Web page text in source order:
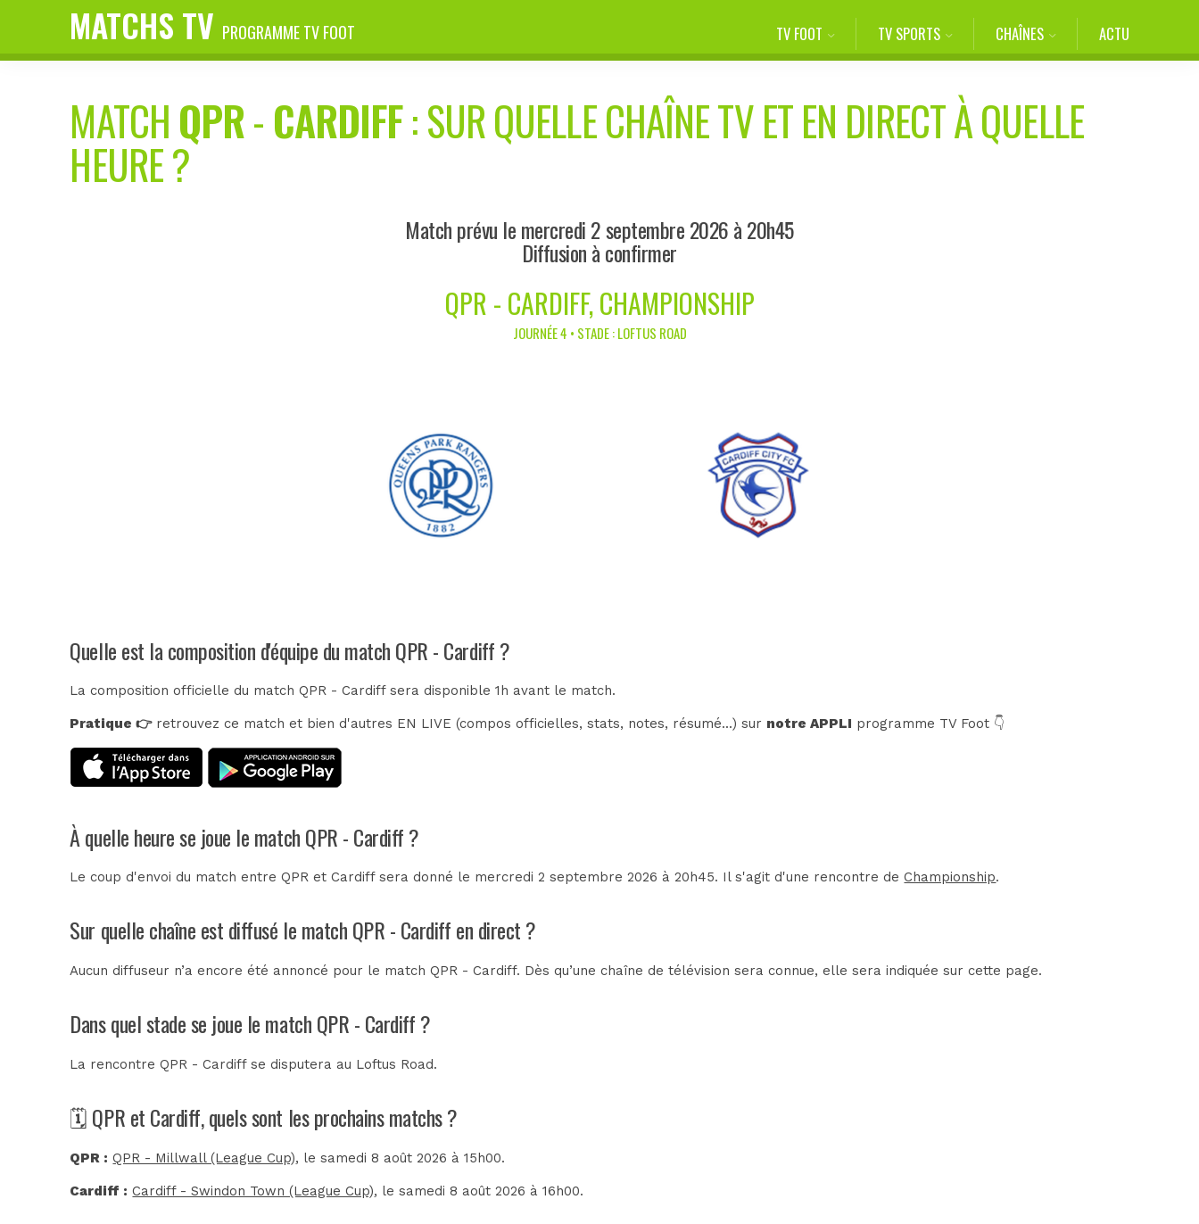
MATCHS TV PROGRAMME TV FOOT TV FOOT TV SPORTS CHAÎNES ACTU
MATCHQPR-CARDIFF: SUR QUELLE CHAÎNE TV ET EN DIRECT À QUELLE
HEURE ?
Match prévu le mercredi 2 septembre 2026 à 20h45
Diffusion à confirmer
QPR - CARDIFF, CHAMPIONSHIP
JOURNÉE 4 • STADE : LOFTUS ROAD
Quelle est la composition d'équipe du match QPR - Cardiff ?
La composition officielle du match QPR - Cardiff sera disponible 1h avant le match.
Pratique 👉retrouvez ce match et bien d'autres EN LIVE (compos officielles, stats, notes, résumé...) sur notre APPLI programme TV Foot 👇
À quelle heure se joue le match QPR - Cardiff ?
Le coup d'envoi du match entre QPR et Cardiff sera donné le mercredi 2 septembre 2026 à 20h45. Il s'agit d'une rencontre deChampionship.
Sur quelle chaîne est diffusé le match QPR - Cardiff en direct ?
Aucun diffuseur n’a encore été annoncé pour le match QPR - Cardiff. Dès qu’une chaîne de télévision sera connue, elle sera indiquée sur cette page.
Dans quel stade se joue le match QPR - Cardiff ?
La rencontre QPR - Cardiff se disputera au Loftus Road.
🗓️ QPR et Cardiff, quels sont les prochains matchs ?
QPR : QPR - Millwall (League Cup), le samedi 8 août 2026 à 15h00.
Cardiff : Cardiff - Swindon Town (League Cup), le samedi 8 août 2026 à 16h00.